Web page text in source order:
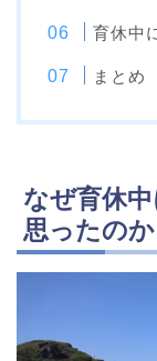
育休中
まとめ
なぜ育休
思ったのか